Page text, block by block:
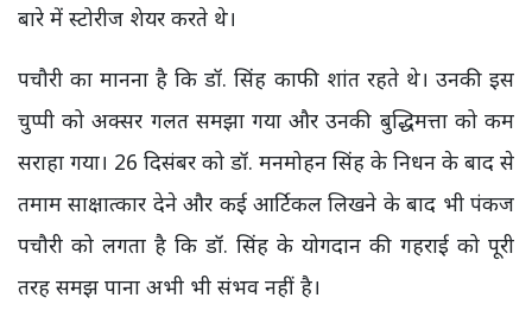
बारे में स्टोरीज शेयर करते थे।
पचौरी का मानना ​​है कि डॉ. सिंह काफी शांत रहते थे। उनकी इस
चुप्पी को अक्सर गलत समझा गया और उनकी बुद्धिमत्ता को कम
सराहा गया। 26 दिसंबर को डॉ. मनमोहन सिंह के निधन के बाद से
तमाम साक्षात्कार देने और कई आर्टिकल लिखने के बाद भी पंकज
पचौरी को लगता है कि डॉ. सिंह के योगदान की गहराई को पूरी
तरह समझ पाना अभी भी संभव नहीं है।